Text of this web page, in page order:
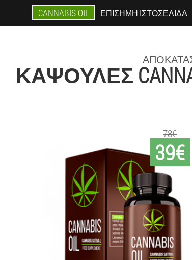
CANNABIS OIL ΕΠΊΣΗΜΗ ΙΣΤΟΣΕΛΊΔΑ
ΚΆΨΟΥΛΕΣ
39€
78€